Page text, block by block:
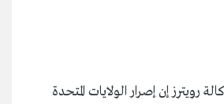
رويترز إن إصرار الولايات المتحدة